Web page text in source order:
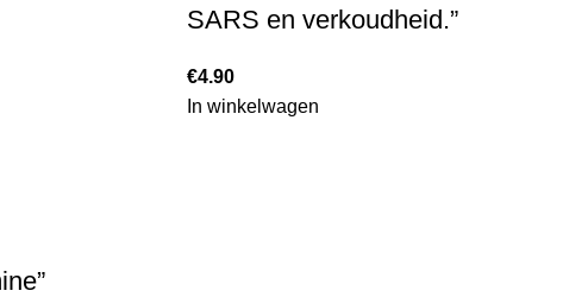
SARS en verkoudheid.”
€4.90
In winkelwagen